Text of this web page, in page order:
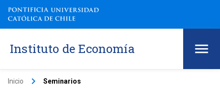
Instituto de Economía
Inicio keyboard_arrow_right Seminarios